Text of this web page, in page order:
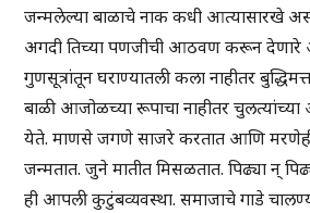
जन्मलेल्या बाळाचे नाक कधी आत्यासारखे
अगदी तिच्या पणजीची आठवण करून
गुणसूत्रांतून घराण्यातली कला नाहीतर
बाळी आजोळच्या रूपाचा नाहीतर
येते. माणसे जगणे साजरे करतात आणि
जन्मतात. जुने मातीत मिसळतात. पिढ्या न्
ही आपली कुटुंबव्यवस्था. समाजाचे गाडे